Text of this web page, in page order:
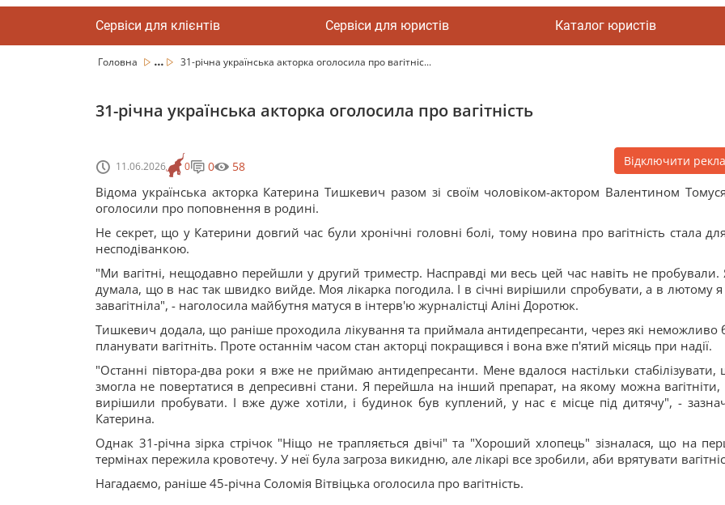
Сервіси для клієнтів Сервіси для юристів Каталог юристів
Головна ... 31-річна українська акторка оголосила про вагітніс...
31-річна українська акторка оголосила про вагітність
11.06.2026 0 0 58 Відключити
Відома українська акторка Катерина Тишкевич разом зі своїм чоловіком-актором Валентином
оголосили про поповнення в родині.
Не секрет, що у Катерини довгий час були хронічні головні болі, тому новина про вагітність стала
несподіванкою.
"Ми вагітні, нещодавно перейшли у другий триместр. Насправді ми весь цей час навіть не пробували.
думала, що в нас так швидко вийде. Моя лікарка погодила. І в січні вирішили спробувати, а в лютому
завагітніла", - наголосила майбутня матуся в інтерв'ю журналістці Аліні Доротюк.
Тишкевич додала, що раніше проходила лікування та приймала антидепресанти, через які неможливо
планувати вагітніть. Проте останнім часом стан акторці покращився і вона вже п'ятий місяць при надії.
"Останні півтора-два роки я вже не приймаю антидепресанти. Мене вдалося настільки стабілізувати,
змогла не повертатися в депресивні стани. Я перейшла на інший препарат, на якому можна вагітніти,
вирішили пробувати. І вже дуже хотіли, і будинок був куплений, у нас є місце під дитячу", -
Катерина.
Однак 31-річна зірка стрічок "Ніщо не трапляється двічі" та "Хороший хлопець" зізналася, що на
термінах пережила кровотечу. У неї була загроза викидню, але лікарі все зробили, аби врятувати
Нагадаємо, раніше 45-річна Соломія Вітвіцька оголосила про вагітність.